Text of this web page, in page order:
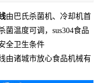
由巴氏杀菌机、冷却机首
菌温度可调，sus304食品
全卫生条件
由诸城市放心食品机械有